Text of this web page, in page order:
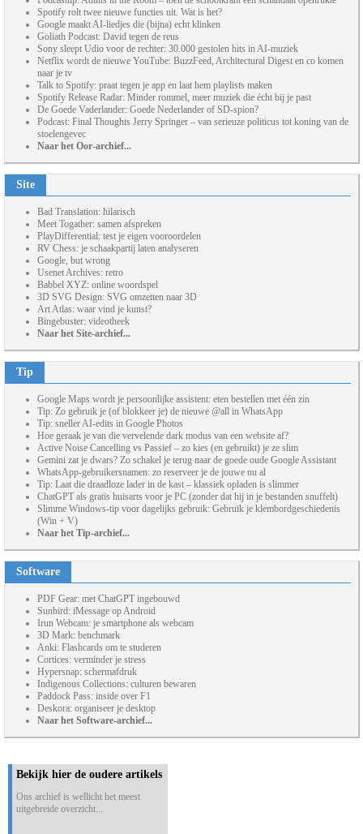
Spotify rolt twee nieuwe functies uit. Wat is het?
Google maakt AI-liedjes die (bijna) echt klinken
Goliath Podcast: David tegen de reus
Sony sleept Udio voor de rechter: 30.000 gestolen hits in AI-muziek
Netflix wordt de nieuwe YouTube: BuzzFeed, Architectural Digest en co komen
naar je tv
Talk to Spotify: praat tegen je app en laat hem playlists maken
Spotify Release Radar: Minder rommel, meer muziek die écht bij je past
De Goede Vaderlander: Goede Nederlander of SD-spion?
Podcast: Final Thoughts Jerry Springer – van serieuze politicus tot koning van de
stoelengevec
Naar het Oor-archief...
Site
Bad Translation: hilarisch
Meet Togather: samen afspreken
PlayDifferential: test je eigen vooroordelen
RV Chess: je schaakpartij laten analyseren
Google, but wrong
Usenet Archives: retro
Babbel XYZ: online woordspel
3D SVG Design: SVG omzetten naar 3D
Art Atlas: waar vind je kunst?
Bingebuster: videotheek
Naar het Site-archief...
Tip
Google Maps wordt je persoonlijke assistent: eten bestellen met één zin
Tip: Zo gebruik je (of blokkeer je) de nieuwe @all in WhatsApp
Tip: sneller AI-edits in Google Photos
Hoe geraak je van die vervelende dark modus van een website af?
Active Noise Cancelling vs Passief – zo kies (en gebruikt) je ze slim
Gemini zat je dwars? Zo schakel je terug naar de goede oude Google Assistant
WhatsApp-gebruikersnamen: zo reserveer je de jouwe nu al
Tip: Laat die draadloze lader in de kast – klassiek opladen is slimmer
ChatGPT als gratis huisarts voor je PC (zonder dat hij in je bestanden snuffelt)
Slimme Windows-tip voor dagelijks gebruik: Gebruik je klembordgeschiedenis
(Win + V)
Naar het Tip-archief...
Software
PDF Gear: met ChatGPT ingebouwd
Sunbird: iMessage op Android
Irun Webcam: je smartphone als webcam
3D Mark: benchmark
Anki: Flashcards om te studeren
Cortices: verminder je stress
Hypersnap: schermafdruk
Indigenous Collections: culturen bewaren
Paddock Pass: inside over F1
Deskora: organiseer je desktop
Naar het Software-archief...
Bekijk hier de oudere artikels
Ons archief is wellicht het meest
uitgebreide overzicht...